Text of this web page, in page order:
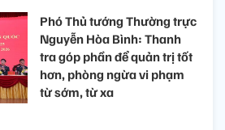
Phó Thủ tướng Thường trực
Nguyễn Hòa Bình: Thanh
tra góp phần để quản trị tốt
hơn, phòng ngừa vi phạm
từ sớm, từ xa